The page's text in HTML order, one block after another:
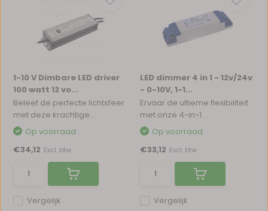
1-10 V Dimbare LED driver
100 watt 12 vo...
Beleef de perfecte lichtsfeer
met deze krachtige...
Vergelijk
Op voorraad
€34,12 Excl. btw
LED dimmer 4 in 1 - 12v/24v
- 0-10V, 1-1...
Ervaar de ultieme flexibiliteit
met onze 4-in-1 ...
Vergelijk
Op voorraad
€33,12 Excl. btw